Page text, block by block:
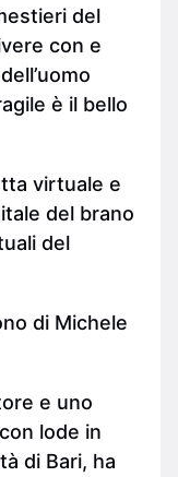
del
con e
è il bello
virtuale e
del brano
del
di Michele
e uno
lode in
di Bari, ha